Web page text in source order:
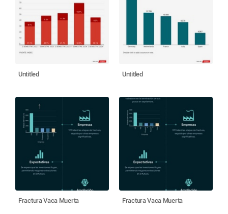
Untitled Untitled
Fractura Vaca Muerta Fractura Vaca Muerta